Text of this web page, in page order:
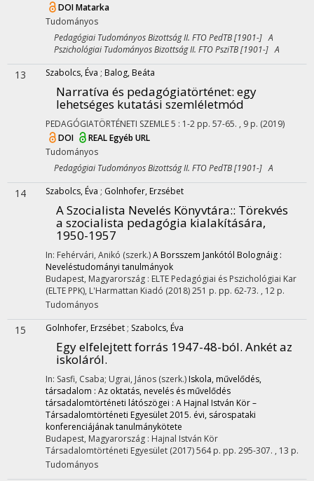
DOIMatarka
Tudományos
Pedagógiai Tudományos Bizottság II. FTO PedTB [1901-] A
Pszichológiai Tudományos Bizottság II. FTO PsziTB [1901-] A
13 Szabolcs, Éva ; Balog, Beáta
Narratíva és pedagógiatörténet: egy
lehetséges kutatási szemléletmód
PEDAGÓGIATÖRTÉNETI SZEMLE5 : 1-2 pp. 57-65. , 9 p. (2019)
DOI
REALEgyéb URL
Tudományos
Pedagógiai Tudományos Bizottság II. FTO PedTB [1901-] A
14 Szabolcs, Éva ; Golnhofer, Erzsébet
A Szocialista Nevelés Könyvtára:: Törekvés
a szocialista pedagógia kialakítására,
1950-1957
In: Fehérvári, Anikó (szerk.)A Borsszem Jankótól Bolognáig :
Neveléstudományi tanulmányok
Budapest, Magyarország : ELTE Pedagógiai és Pszichológiai Kar
(ELTE PPK), L'Harmattan Kiadó (2018)251 p. pp. 62-73. , 12 p.
Tudományos
15 Golnhofer, Erzsébet ; Szabolcs, Éva
Egy elfelejtett forrás 1947-48-ból. Ankét az
iskoláról.
In: Sasfi, Csaba; Ugrai, János (szerk.) Iskola, művelődés,
társadalom : Az oktatás, nevelés és művelődés
társadalomtörténeti látószögei : A Hajnal István Kör –
Társadalomtörténeti Egyesület 2015. évi, sárospataki
konferenciájának tanulmánykötete
Budapest, Magyarország : Hajnal István Kör
Társadalomtörténeti Egyesület (2017)564 p. pp. 295-307. , 13 p.
Tudományos